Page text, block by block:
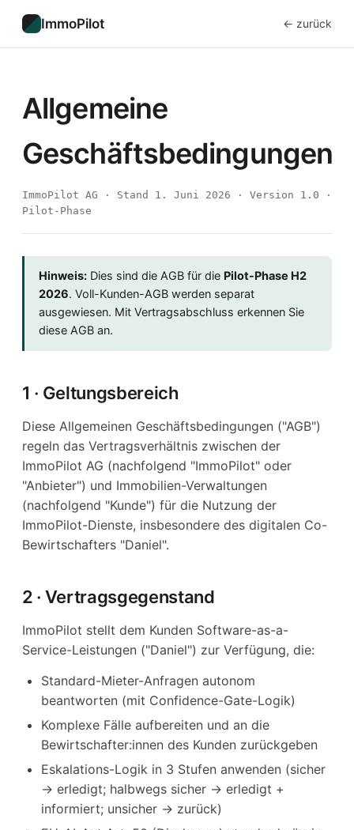
ImmoPilot ← zurück
Allgemeine
Geschäftsbedingungen
ImmoPilot AG · Stand 1. Juni 2026 · Version 1.0 ·
Pilot-Phase
Hinweis: Dies sind die AGB für die Pilot-Phase H2
2026. Voll-Kunden-AGB werden separat
ausgewiesen. Mit Vertragsabschluss erkennen Sie
diese AGB an.
1 · Geltungsbereich
Diese Allgemeinen Geschäftsbedingungen ("AGB")
regeln das Vertragsverhältnis zwischen der
ImmoPilot AG (nachfolgend "ImmoPilot" oder
"Anbieter") und Immobilien-Verwaltungen
(nachfolgend "Kunde") für die Nutzung der
ImmoPilot-Dienste, insbesondere des digitalen Co-
Bewirtschafters "Daniel".
2 · Vertragsgegenstand
ImmoPilot stellt dem Kunden Software-as-a-
Service-Leistungen ("Daniel") zur Verfügung, die:
Standard-Mieter-Anfragen autonom
beantworten (mit Confidence-Gate-Logik)
Komplexe Fälle aufbereiten und an die
Bewirtschafter:innen des Kunden zurückgeben
Eskalations-Logik in 3 Stufen anwenden (sicher
→ erledigt; halbwegs sicher → erledigt +
informiert; unsicher → zurück)